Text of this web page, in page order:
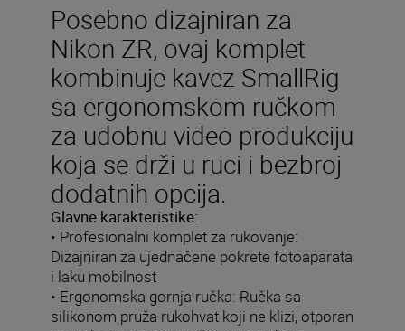
Posebno dizajniran za
Nikon ZR, ovaj komplet
kombinuje kavez SmallRig
sa ergonomskom ručkom
za udobnu video produkciju
koja se drži u ruci i bezbroj
dodatnih opcija.
Glavne karakteristike:
• Profesionalni komplet za rukovanje:
Dizajniran za ujednačene pokrete fotoaparata
i laku mobilnost
• Ergonomska gornja ručka: Ručka sa
silikonom pruža rukohvat koji ne klizi, otporan